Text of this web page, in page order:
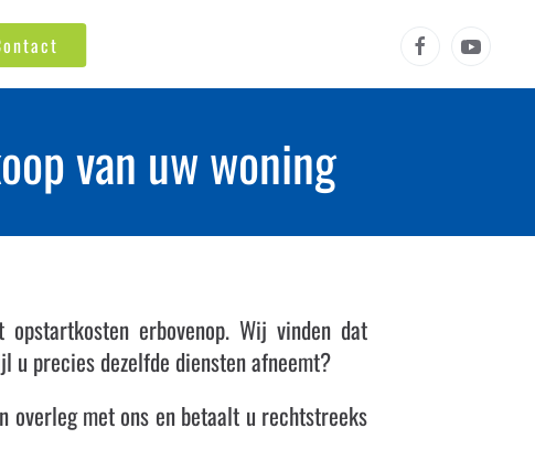
van uw woning
erbovenop. Wij vinden dat
u precies dezelfde diensten afneemt?
met ons en betaalt u rechtstreeks